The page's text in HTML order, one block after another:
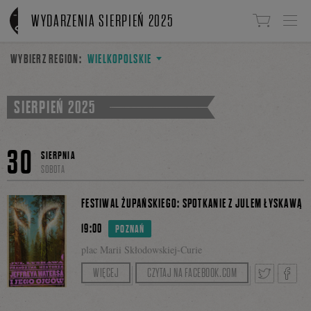
Linki do przejścia
WYDARZENIA SIERPIEŃ 2025
WYBIERZ REGION: WIELKOPOLSKIE
SIERPIEŃ 2025
30
SIERPNIA
SOBOTA
19:00 POZNAŃ
plac Marii Skłodowskiej-Curie
FESTIWAL ŻUPAŃSKIEGO: SPOTKANIE Z JULEM ŁYSKAWĄ
Spotkanie poprowadzi Szymon Bojdo.
WIĘCEJ CZYTAJ NA FACEBOOK.COM